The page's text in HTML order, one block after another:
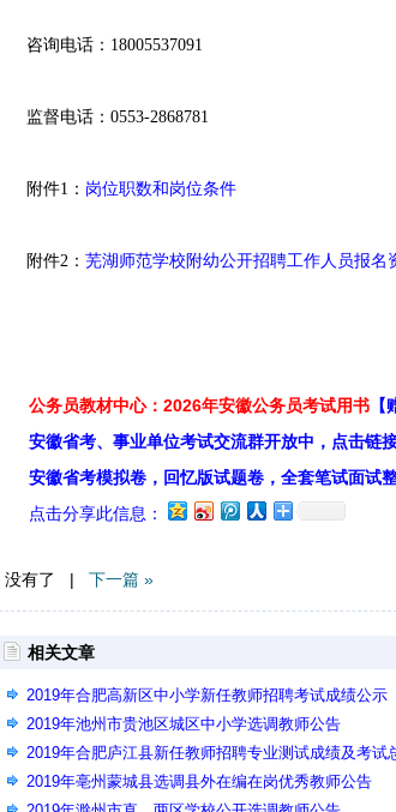
咨询电话：18005537091
监督电话：0553-2868781
附件1： 岗位职数和岗位条件
附件2： 芜湖师范学校附幼公开招聘工作人员报名
公务员教材中心：2026年安徽公务员考试用书
安徽省考、事业单位考试交流群开放中，点击链
安徽省考模拟卷，回忆版试题卷，全套笔试面试
点击分享此信息：
没有了 | 下一篇 »
相关文章
2019年合肥高新区中小学新任教师招聘考试成绩公示
2019年池州市贵池区城区中小学选调教师公告
2019年合肥庐江县新任教师招聘专业测试成绩及考试
（第二批）
2019年亳州蒙城县选调县外在编在岗优秀教师公告